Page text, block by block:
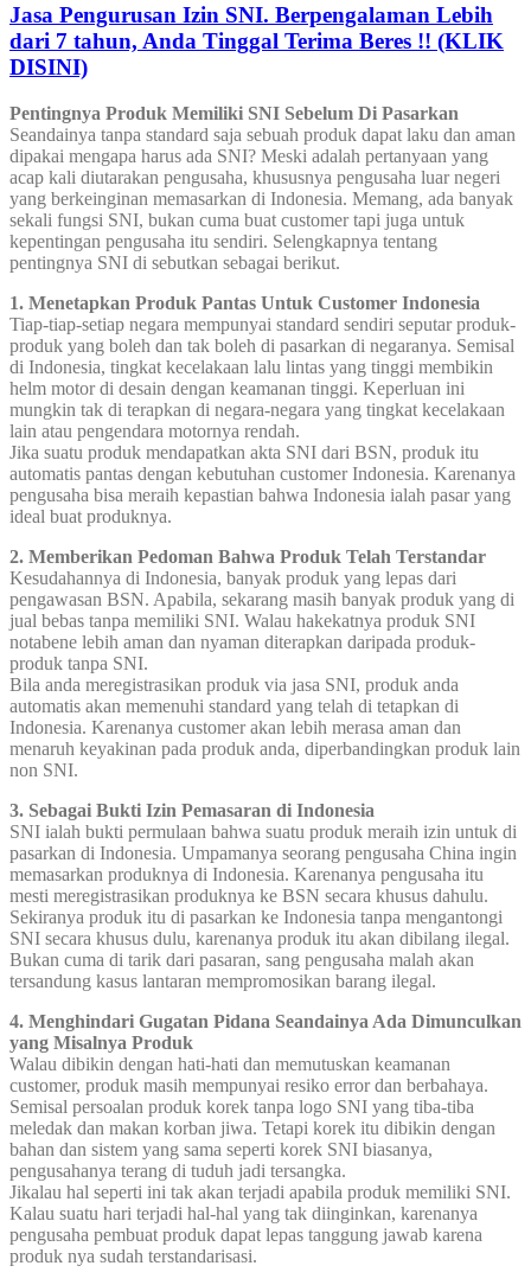
Jasa Pengurusan Izin SNI. Berpengalaman Lebih
dari 7 tahun, Anda Tinggal Terima Beres !! (KLIK
DISINI)
Pentingnya Produk Memiliki SNI Sebelum Di Pasarkan
Seandainya tanpa standard saja sebuah produk dapat laku dan aman
dipakai mengapa harus ada SNI? Meski adalah pertanyaan yang
acap kali diutarakan pengusaha, khususnya pengusaha luar negeri
yang berkeinginan memasarkan di Indonesia. Memang, ada banyak
sekali fungsi SNI, bukan cuma buat customer tapi juga untuk
kepentingan pengusaha itu sendiri. Selengkapnya tentang
pentingnya SNI di sebutkan sebagai berikut.
1. Menetapkan Produk Pantas Untuk Customer Indonesia
Tiap-tiap-setiap negara mempunyai standard sendiri seputar produk-
produk yang boleh dan tak boleh di pasarkan di negaranya. Semisal
di Indonesia, tingkat kecelakaan lalu lintas yang tinggi membikin
helm motor di desain dengan keamanan tinggi. Keperluan ini
mungkin tak di terapkan di negara-negara yang tingkat kecelakaan
lain atau pengendara motornya rendah.
Jika suatu produk mendapatkan akta SNI dari BSN, produk itu
automatis pantas dengan kebutuhan customer Indonesia. Karenanya
pengusaha bisa meraih kepastian bahwa Indonesia ialah pasar yang
ideal buat produknya.
2. Memberikan Pedoman Bahwa Produk Telah Terstandar
Kesudahannya di Indonesia, banyak produk yang lepas dari
pengawasan BSN. Apabila, sekarang masih banyak produk yang di
jual bebas tanpa memiliki SNI. Walau hakekatnya produk SNI
notabene lebih aman dan nyaman diterapkan daripada produk-
produk tanpa SNI.
Bila anda meregistrasikan produk via jasa SNI, produk anda
automatis akan memenuhi standard yang telah di tetapkan di
Indonesia. Karenanya customer akan lebih merasa aman dan
menaruh keyakinan pada produk anda, diperbandingkan produk lain
non SNI.
3. Sebagai Bukti Izin Pemasaran di Indonesia
SNI ialah bukti permulaan bahwa suatu produk meraih izin untuk di
pasarkan di Indonesia. Umpamanya seorang pengusaha China ingin
memasarkan produknya di Indonesia. Karenanya pengusaha itu
mesti meregistrasikan produknya ke BSN secara khusus dahulu.
Sekiranya produk itu di pasarkan ke Indonesia tanpa mengantongi
SNI secara khusus dulu, karenanya produk itu akan dibilang ilegal.
Bukan cuma di tarik dari pasaran, sang pengusaha malah akan
tersandung kasus lantaran mempromosikan barang ilegal.
4. Menghindari Gugatan Pidana Seandainya Ada Dimunculkan
yang Misalnya Produk
Walau dibikin dengan hati-hati dan memutuskan keamanan
customer, produk masih mempunyai resiko error dan berbahaya.
Semisal persoalan produk korek tanpa logo SNI yang tiba-tiba
meledak dan makan korban jiwa. Tetapi korek itu dibikin dengan
bahan dan sistem yang sama seperti korek SNI biasanya,
pengusahanya terang di tuduh jadi tersangka.
Jikalau hal seperti ini tak akan terjadi apabila produk memiliki SNI.
Kalau suatu hari terjadi hal-hal yang tak diinginkan, karenanya
pengusaha pembuat produk dapat lepas tanggung jawab karena
produk nya sudah terstandarisasi.